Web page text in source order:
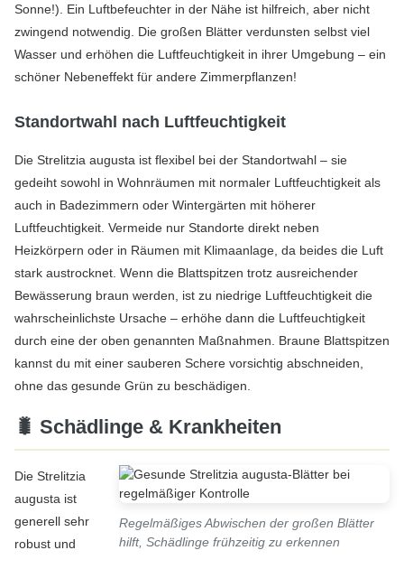
Sonne!). Ein Luftbefeuchter in der Nähe ist hilfreich, aber nicht
zwingend notwendig. Die großen Blätter verdunsten selbst viel
Wasser und erhöhen die Luftfeuchtigkeit in ihrer Umgebung – ein
schöner Nebeneffekt für andere Zimmerpflanzen!
Standortwahl nach Luftfeuchtigkeit
Die Strelitzia augusta ist flexibel bei der Standortwahl – sie
gedeiht sowohl in Wohnräumen mit normaler Luftfeuchtigkeit als
auch in Badezimmern oder Wintergärten mit höherer
Luftfeuchtigkeit. Vermeide nur Standorte direkt neben
Heizkörpern oder in Räumen mit Klimaanlage, da beides die Luft
stark austrocknet. Wenn die Blattspitzen trotz ausreichender
Bewässerung braun werden, ist zu niedrige Luftfeuchtigkeit die
wahrscheinlichste Ursache – erhöhe dann die Luftfeuchtigkeit
durch eine der oben genannten Maßnahmen. Braune Blattspitzen
kannst du mit einer sauberen Schere vorsichtig abschneiden,
ohne das gesunde Grün zu beschädigen.
🐛 Schädlinge & Krankheiten
Regelmäßiges Abwischen der großen Blätter
hilft, Schädlinge frühzeitig zu erkennen
Die Strelitzia
augusta ist
generell sehr
robust und